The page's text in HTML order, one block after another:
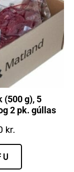
(500 g), 5
2 pk. gúllas
kr.